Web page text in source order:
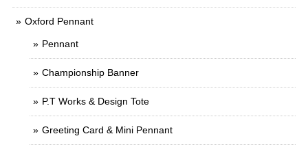
Oxford Pennant
Pennant
Championship Banner
P.T Works & Design Tote
Greeting Card & Mini Pennant